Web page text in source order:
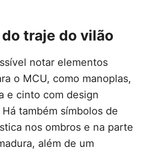
traje do vilão
notar elementos
o MCU, como manoplas,
e cinto com design
também símbolos de
nos ombros e na parte
além de um